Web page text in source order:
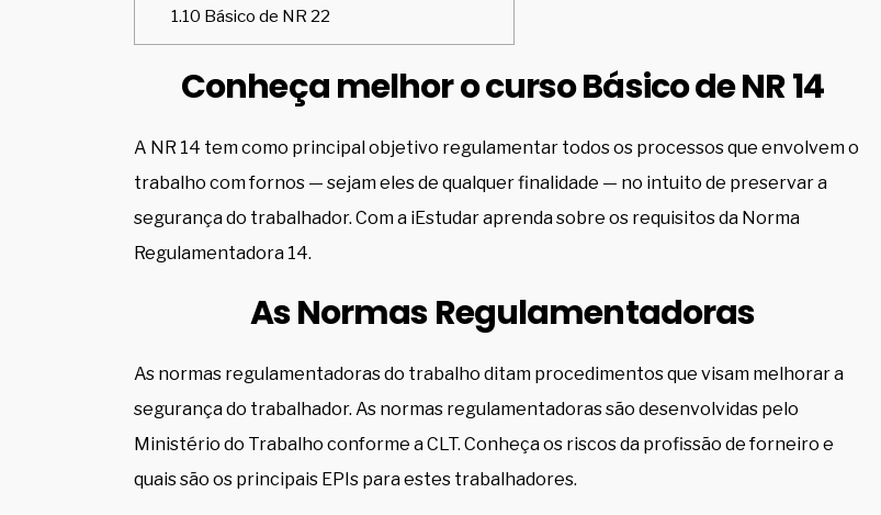
1.10 Básico de NR 22
Conheça melhor o curso Básico de NR 14
A NR 14 tem como principal objetivo regulamentar todos os processos que envolvem o
trabalho com fornos — sejam eles de qualquer finalidade — no intuito de preservar a
segurança do trabalhador. Com a iEstudar aprenda sobre os requisitos da Norma
Regulamentadora 14.
As Normas Regulamentadoras
As normas regulamentadoras do trabalho ditam procedimentos que visam melhorar a
segurança do trabalhador. As normas regulamentadoras são desenvolvidas pelo
Ministério do Trabalho conforme a CLT. Conheça os riscos da profissão de forneiro e
quais são os principais EPIs para estes trabalhadores.